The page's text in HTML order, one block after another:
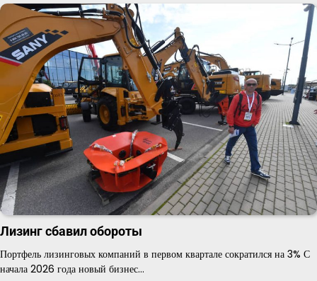
Лизинг сбавил обороты
Портфель лизинговых компаний в первом квартале сократился на 3% С
начала 2026 года новый бизнес…